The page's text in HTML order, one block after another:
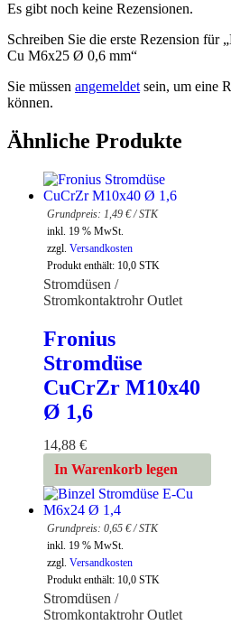
Es gibt noch keine Rezensionen.
Schreiben Sie die erste Rezension für
Cu M6x25 Ø 0,6 mm“
Sie müssen angemeldet sein, um eine
können.
Ähnliche Produkte
1,49 €/STK
inkl. 19 % MwSt.
zzgl. Versandkosten
Produkt enthält: 10,0 STK
Stromdüsen /
Stromkontaktrohr Outlet
Fronius
Stromdüse
CuCrZr M10x40
Ø 1,6
14,88 €
In Warenkorb legen
0,65 €/STK
inkl. 19 % MwSt.
zzgl. Versandkosten
Produkt enthält: 10,0 STK
Stromdüsen /
Stromkontaktrohr Outlet